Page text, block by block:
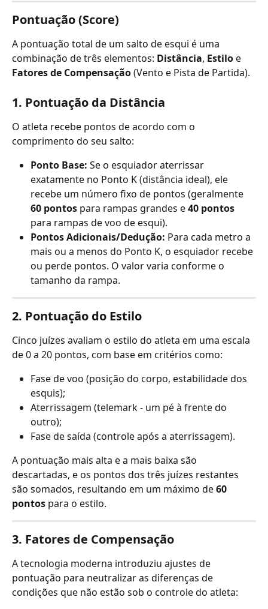
Pontuação (Score)
A pontuação total de um salto de esqui é uma
combinação de três elementos: Distância, Estilo e
Fatores de Compensação (Vento e Pista de Partida).
1. Pontuação da Distância
O atleta recebe pontos de acordo com o
comprimento do seu salto:
Ponto Base: Se o esquiador aterrissar
exatamente no Ponto K (distância ideal), ele
recebe um número fixo de pontos (geralmente
60 pontos para rampas grandes e 40 pontos
para rampas de voo de esqui).
Pontos Adicionais/Dedução: Para cada metro a
mais ou a menos do Ponto K, o esquiador recebe
ou perde pontos. O valor varia conforme o
tamanho da rampa.
2. Pontuação do Estilo
Cinco juízes avaliam o estilo do atleta em uma escala
de 0 a 20 pontos, com base em critérios como:
Fase de voo (posição do corpo, estabilidade dos
esquis);
Aterrissagem (telemark - um pé à frente do
outro);
Fase de saída (controle após a aterrissagem).
A pontuação mais alta e a mais baixa são
descartadas, e os pontos dos três juízes restantes
são somados, resultando em um máximo de 60
pontos para o estilo.
3. Fatores de Compensação
A tecnologia moderna introduziu ajustes de
pontuação para neutralizar as diferenças de
condições que não estão sob o controle do atleta: